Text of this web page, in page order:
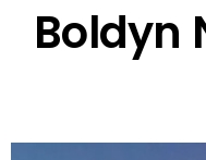
Boldyn